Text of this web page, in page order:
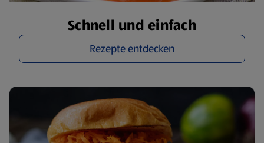
Schnell und einfach
Rezepte entdecken